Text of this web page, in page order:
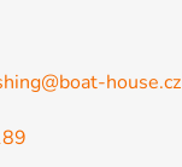
@boat-house.cz